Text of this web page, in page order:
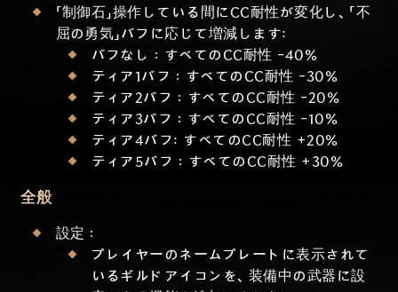
「制御石」操作している間にCC耐性が変化し、「不
屈の勇気」バフに応じて増減します:
バフなし：すべてのCC耐性 -40%
ティア1バフ：すべてのCC耐性 -30%
ティア2バフ：すべてのCC耐性 -20%
ティア3バフ：すべてのCC耐性 -10%
ティア4バフ: すべてのCC耐性 +20%
ティア5バフ：すべてのCC耐性 +30%
全般
設定：
プレイヤーのネームプレートに表示されて
いるギルドアイコンを、装備中の武器に設